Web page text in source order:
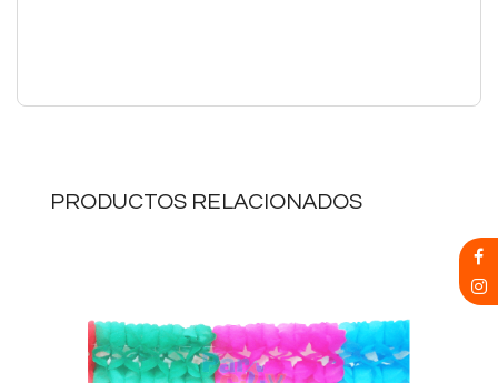
PRODUCTOS RELACIONADOS